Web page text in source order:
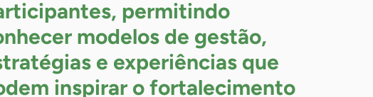
permitindo
modelos de gestão,
e experiências que
inspirar o fortalecimento